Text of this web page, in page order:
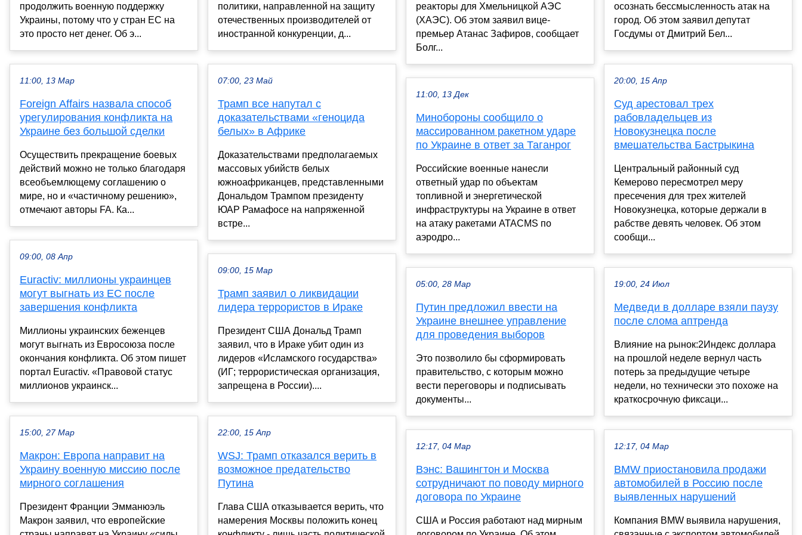
продолжить военную поддержку
Украины, потому что у стран ЕС на
это просто нет денег. Об э...
11:00, 13 Мар
Foreign Affairs назвала способ
урегулирования конфликта на
Украине без большой сделки
Осуществить прекращение боевых
действий можно не только благодаря
всеобъемлющему соглашению о
мире, но и «частичному решению»,
отмечают авторы FA. Ка...
09:00, 08 Апр
Euractiv: миллионы украинцев
могут выгнать из ЕС после
завершения конфликта
Миллионы украинских беженцев
могут выгнать из Евросоюза после
окончания конфликта. Об этом пишет
портал Euractiv. «Правовой статус
миллионов украинск...
15:00, 27 Мар
Макрон: Европа направит на
Украину военную миссию после
мирного соглашения
Президент Франции Эмманюэль
Макрон заявил, что европейские
политики, направленной на защиту
отечественных производителей от
иностранной конкуренции, д...
07:00, 23 Май
Трамп все напутал с
доказательствами «геноцида
белых» в Африке
Доказательствами предполагаемых
массовых убийств белых
южноафриканцев, представленными
Дональдом Трампом президенту
ЮАР Рамафосе на напряженной
встре...
09:00, 15 Мар
Трамп заявил о ликвидации
лидера террористов в Ираке
Президент США Дональд Трамп
заявил, что в Ираке убит один из
лидеров «Исламского государства»
(ИГ; террористическая организация,
запрещена в России)....
22:00, 15 Апр
WSJ: Трамп отказался верить в
возможное предательство
Путина
Глава США отказывается верить, что
намерения Москвы положить конец
реакторы для Хмельницкой АЭС
(ХАЭС). Об этом заявил вице-
премьер Атанас Зафиров, сообщает
Болг...
11:00, 13 Дек
Минобороны сообщило о
массированном ракетном ударе
по Украине в ответ за Таганрог
Российские военные нанесли
ответный удар по объектам
топливной и энергетической
инфраструктуры на Украине в ответ
на атаку ракетами ATACMS по
аэродро...
05:00, 28 Мар
Путин предложил ввести на
Украине внешнее управление
для проведения выборов
Это позволило бы сформировать
правительство, с которым можно
вести переговоры и подписывать
документы...
12:17, 04 Мар
Вэнс: Вашингтон и Москва
сотрудничают по поводу мирного
договора по Украине
США и Россия работают над мирным
осознать бессмысленность атак на
город. Об этом заявил депутат
Госдумы от Дмитрий Бел...
20:00, 15 Апр
Суд арестовал трех
рабовладельцев из
Новокузнецка после
вмешательства Бастрыкина
Центральный районный суд
Кемерово пересмотрел меру
пресечения для трех жителей
Новокузнецка, которые держали в
рабстве девять человек. Об этом
сообщи...
19:00, 24 Июл
Медведи в долларе взяли паузу
после слома аптренда
Влияние на рынок:2Индекс доллара
на прошлой неделе вернул часть
потерь за предыдущие четыре
недели, но технически это похоже на
краткосрочную фиксаци...
12:17, 04 Мар
BMW приостановила продажи
автомобилей в Россию после
выявленных нарушений
Компания BMW выявила нарушения,